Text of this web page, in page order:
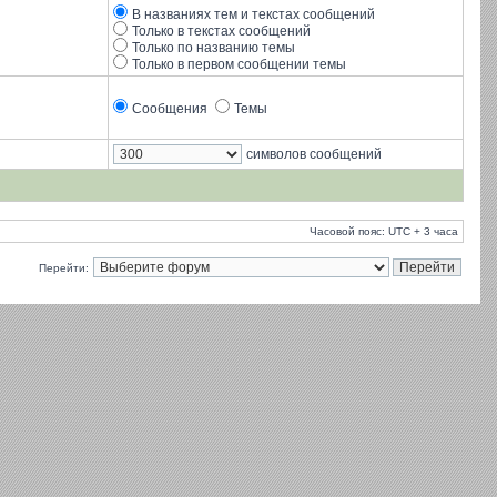
В названиях тем и текстах сообщений
Только в текстах сообщений
Только по названию темы
Только в первом сообщении темы
Сообщения Темы
символов сообщений
Часовой пояс: UTC + 3 часа
Перейти: